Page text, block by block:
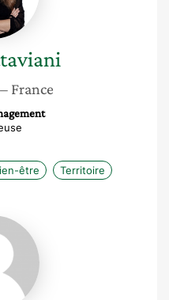
– France
être Territoire
Hortense